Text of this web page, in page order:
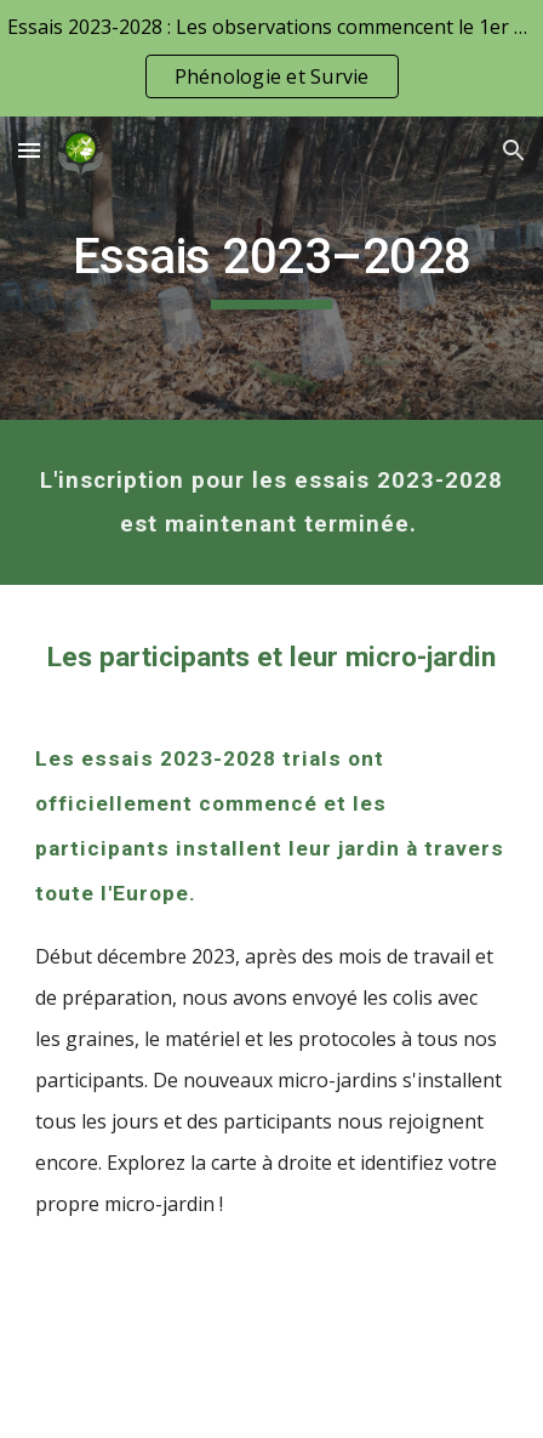
Essais 2023-2028 : Les observations commencent le 1er avril !
Phénologie et Survie
Essais 2023–2028
L'inscription pour les essais 2023-2028
est maintenant terminée.
Les participants et leur micro-jardin
Les essais 2023-2028 trials ont
officiellement commencé et les
participants installent leur jardin à travers
toute l'Europe.
Début décembre 2023, après des mois de travail et
de préparation, nous avons envoyé les colis avec
les graines, le matériel et les protocoles à tous nos
participants. De nouveaux micro-jardins s'installent
tous les jours et des participants nous rejoignent
encore. Explorez la carte à droite et identifiez votre
propre micro-jardin !